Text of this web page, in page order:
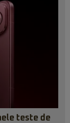
teste de